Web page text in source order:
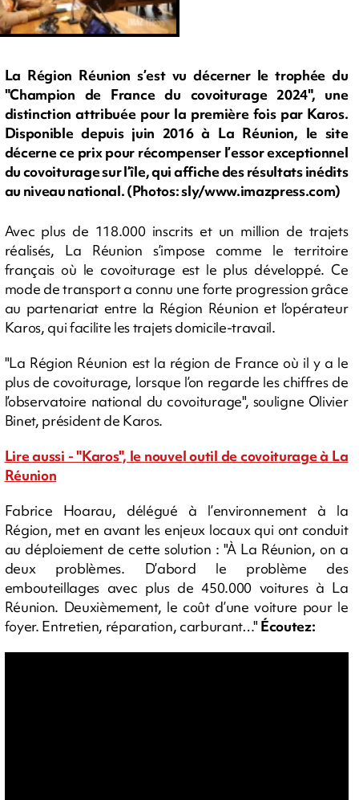
La Région Réunion s’est vu décerner le trophée du
"Champion de France du covoiturage 2024", une
distinction attribuée pour la première fois par Karos.
Disponible depuis juin 2016 à La Réunion, le site
décerne ce prix pour récompenser l’essor exceptionnel
du covoiturage sur l’île, qui affiche des résultats inédits
au niveau national. (Photos: sly/www.imazpress.com)
Avec plus de 118.000 inscrits et un million de trajets
réalisés, La Réunion s’impose comme le territoire
français où le covoiturage est le plus développé. Ce
mode de transport a connu une forte progression grâce
au partenariat entre la Région Réunion et l’opérateur
Karos, qui facilite les trajets domicile-travail.
"La Région Réunion est la région de France où il y a le
plus de covoiturage, lorsque l’on regarde les chiffres de
l’observatoire national du covoiturage", souligne Olivier
Binet, président de Karos.
Lire aussi - "Karos", le nouvel outil de covoiturage à La
Réunion
Fabrice Hoarau, délégué à l’environnement à la
Région, met en avant les enjeux locaux qui ont conduit
au déploiement de cette solution : "À La Réunion, on a
deux problèmes. D’abord le problème des
embouteillages avec plus de 450.000 voitures à La
Réunion. Deuxièmement, le coût d’une voiture pour le
foyer. Entretien, réparation, carburant…" Écoutez: